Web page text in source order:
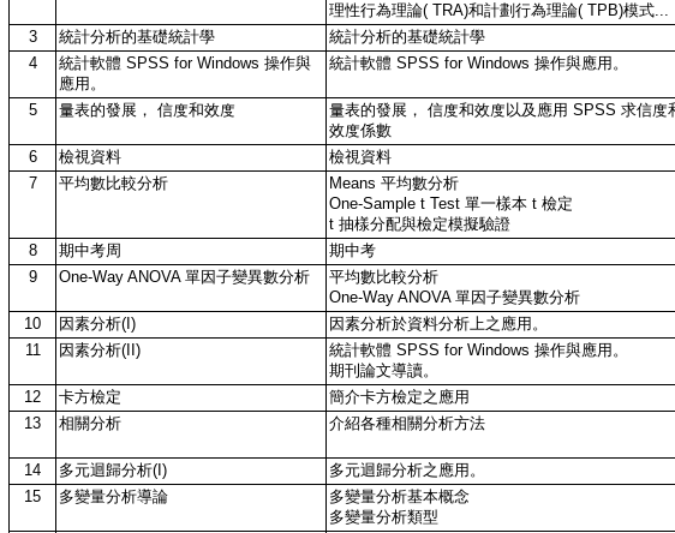
理性行為理論( TRA)和計劃行為理論( TPB)模式...
3 統計分析的基礎統計學 統計分析的基礎統計學
4
統計軟體 SPSS for Windows 操作與
應用。
統計軟體 SPSS for Windows 操作與應用。
5 量表的發展， 信度和效度
量表的發展， 信度和效度以及應用 SPSS 求 信度
效度係數
6 檢視資料 檢視資料
7
平均數比較分析
Means 平均數分析
One-Sample t Test 單一樣本 t 檢定
t 抽樣分配與檢定模擬驗證
8 期中考周 期中考
9
One-Way ANOVA 單因子變異數分析
平均數比較分析
One-Way ANOVA 單因子變異數分析
10
因素分析(I) 因素分析於資料分析上之應用。
11
因素分析(II)
統計軟體 SPSS for Windows 操作與應用。
期刊論文導讀。
12
卡方檢定 簡介卡方檢定之應用
13
相關分析 介紹各種相關分析方法
14
多元迴歸分析(I) 多元迴歸分析之應用。
15
多變量分析導論
多變量分析基本概念
多變量分析類型